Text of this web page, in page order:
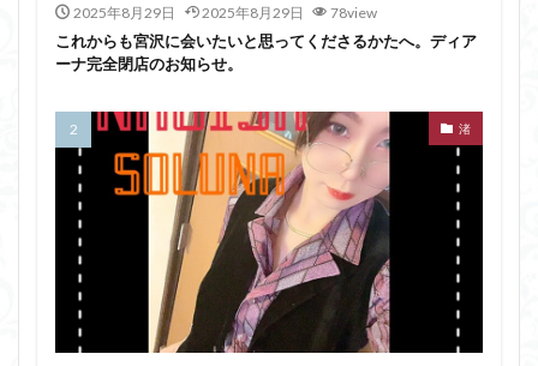
2025年8月29日 2025年8月29日 78view
これからも宮沢に会いたいと思ってくださるかたへ。ディア
ーナ完全閉店のお知らせ。
渚